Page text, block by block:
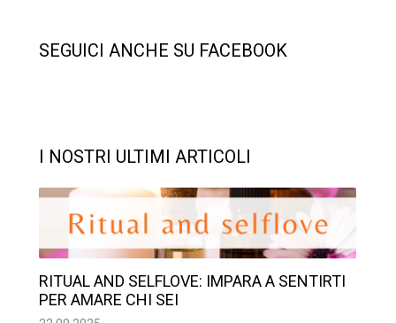
SEGUICI ANCHE SU FACEBOOK
I NOSTRI ULTIMI ARTICOLI
RITUAL AND SELFLOVE: IMPARA A SENTIRTI
PER AMARE CHI SEI